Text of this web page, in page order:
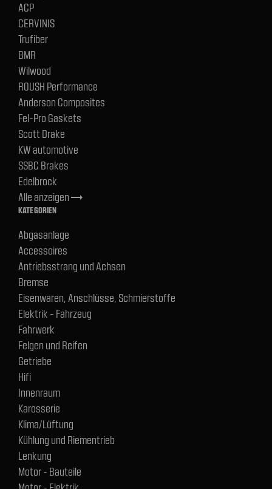
ACP
CERVINIS
Trufiber
BMR
Wilwood
ROUSH Performance
Anderson Composites
Fel-Pro Gaskets
Scott Drake
KW automotive
SSBC Brakes
Edelbrock
Alle anzeigentrending_flat
KATEGORIEN
Abgasanlage
Accessoires
Antriebsstrang und Achsen
Bremse
Eisenwaren, Anschlüsse, Schmierstoffe
Elektrik - Fahrzeug
Fahrwerk
Felgen und Reifen
Getriebe
Hifi
Innenraum
Karosserie
Klima/Lüftung
Kühlung und Riementrieb
Lenkung
Motor - Bauteile